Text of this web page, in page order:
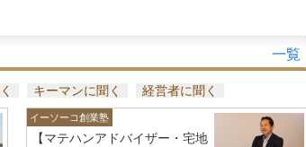
一覧
キーマンに聞く 経営者に聞く
イーソーコ創業塾
【マテハンアドバイザー・宅地